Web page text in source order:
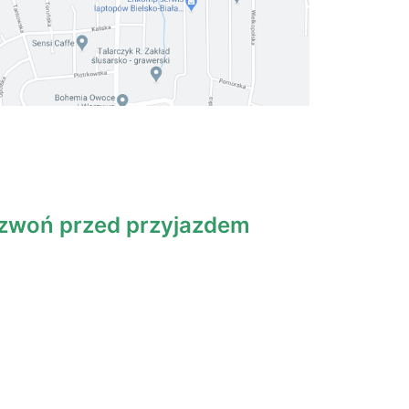
przed przyjazdem